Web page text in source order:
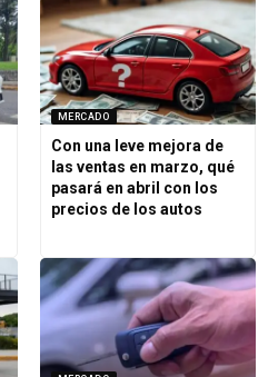
MERCADO
Con una leve mejora de
las ventas en marzo, qué
pasará en abril con los
precios de los autos